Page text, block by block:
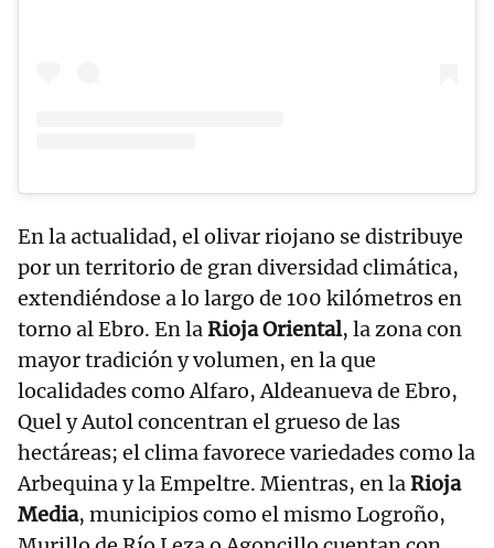
En la actualidad, el olivar riojano se distribuye
por un territorio de gran diversidad climática,
extendiéndose a lo largo de 100 kilómetros en
torno al Ebro. En laRioja Oriental, la zona con
mayor tradición y volumen, en la que
localidades como Alfaro, Aldeanueva de Ebro,
Quel y Autol concentran el grueso de las
hectáreas; el clima favorece variedades como la
Arbequina y la Empeltre. Mientras, en laRioja
Media, municipios como el mismo Logroño,